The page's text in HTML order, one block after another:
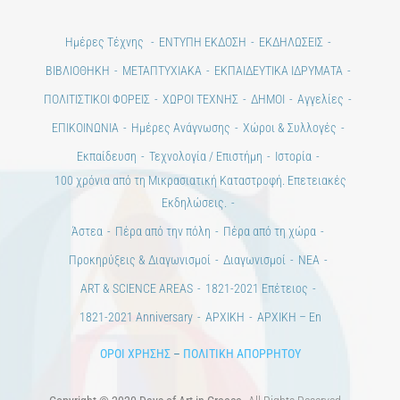
ΕΠΙΚΟΙΝΩΝΙΑ
Ημέρες Ανάγνωσης
Χώροι & Συλλογές
Εκπαίδευση
Τεχνολογία / Επιστήμη
Ιστορία
100 χρόνια από τη Μικρασιατική Καταστροφή. Επετειακές
Εκδηλώσεις.
Άστεα
Πέρα από την πόλη
Πέρα από τη χώρα
Προκηρύξεις & Διαγωνισμοί
Διαγωνισμοί
ΝΕΑ
ART & SCIENCE AREAS
1821-2021 Επέτειος
1821-2021 Anniversary
ΑΡΧΙΚΗ ΑΡΧΙΚΗ – En
ΟΡΟΙ ΧΡΗΣΗΣ ΠΟΛΙΤΙΚΗ ΑΠΟΡΡΗΤΟΥ
Copyright © 2020 Days of Art in Greece. All Rights Reserved –